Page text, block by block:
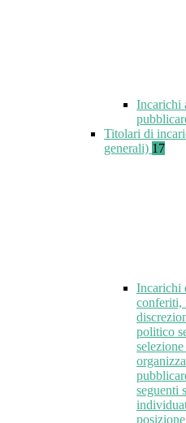
Incarichi
Titolari di
generali) 17
Incarichi
conferiti,
politico
seguenti